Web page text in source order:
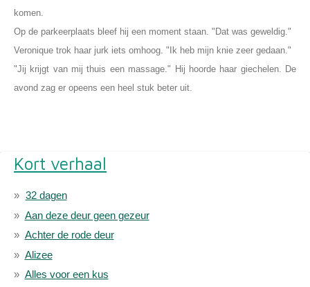
komen.
Op de parkeerplaats bleef hij een moment staan. "Dat was geweldig."
Veronique trok haar jurk iets omhoog. "Ik heb mijn knie zeer gedaan."
"Jij krijgt van mij thuis een massage." Hij hoorde haar giechelen. De
avond zag er opeens een heel stuk beter uit.
Kort verhaal
32 dagen
Aan deze deur geen gezeur
Achter de rode deur
Alizee
Alles voor een kus